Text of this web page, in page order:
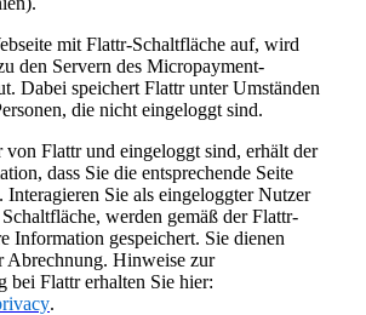
mit Flattr-Schaltfläche auf, wird
den Servern des Micropayment-
Dabei speichert Flattr unter Umständen
die nicht eingeloggt sind.
von Flattr und eingeloggt sind, erhält der
dass Sie die entsprechende Seite
Interagieren Sie als eingeloggter Nutzer
werden gemäß der Flattr-
Information gespeichert. Sie dienen
Abrechnung. Hinweise zur
bei Flattr erhalten Sie hier:
.